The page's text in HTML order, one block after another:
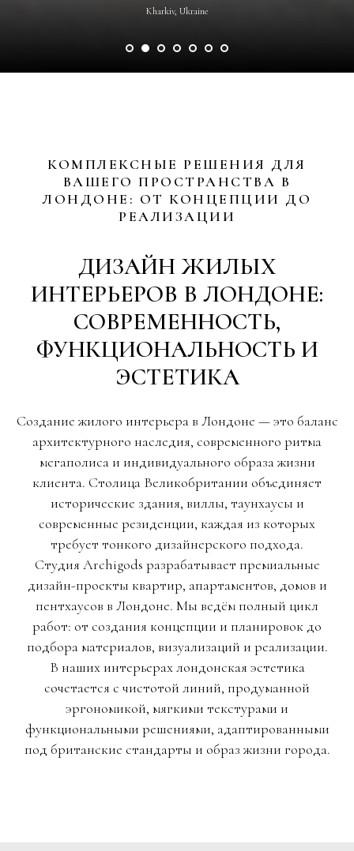
Kharkiv, Ukraine
КОМПЛЕКСНЫЕ РЕШЕНИЯ ДЛЯ
ВАШЕГО ПРОСТРАНСТВА В
ЛОНДОНЕ: ОТ КОНЦЕПЦИИ ДО
РЕАЛИЗАЦИИ
ДИЗАЙН ЖИЛЫХ
ИНТЕРЬЕРОВ В ЛОНДОНЕ:
СОВРЕМЕННОСТЬ,
ФУНКЦИОНАЛЬНОСТЬ И
ЭСТЕТИКА
Создание жилого интерьера в Лондоне — это баланс
архитектурного наследия, современного ритма
мегаполиса и индивидуального образа жизни
клиента. Столица Великобритании объединяет
исторические здания, виллы, таунхаусы и
современные резиденции, каждая из которых
требует тонкого дизайнерского подхода.
Студия Archigods разрабатывает премиальные
дизайн-проекты квартир, апартаментов, домов и
пентхаусов в Лондоне. Мы ведём полный цикл
работ: от создания концепции и планировок до
подбора материалов, визуализаций и реализации.
В наших интерьерах лондонская эстетика
сочетается с чистотой линий, продуманной
эргономикой, мягкими текстурами и
функциональными решениями, адаптированными
под британские стандарты и образ жизни города.